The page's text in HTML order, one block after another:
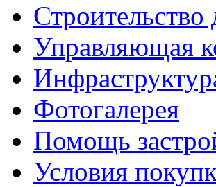
Строительство
Управляющая
Фотогалерея
Помощь
Условия